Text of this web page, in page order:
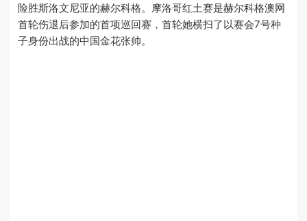
险胜斯洛文尼亚的赫尔科格。摩洛哥红土赛是赫尔科格澳网
首轮伤退后参加的首项巡回赛，首轮她横扫了以赛会7号种
子身份出战的中国金花张帅。